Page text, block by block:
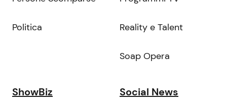
Politica Reality e Talent
Soap Opera
ShowBiz Social News